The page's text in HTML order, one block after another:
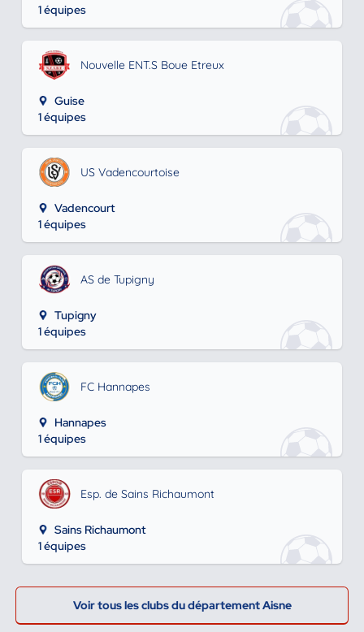
1 équipes
Nouvelle ENT.S Boue Etreux
Guise
1 équipes
US Vadencourtoise
Vadencourt
1 équipes
AS de Tupigny
Tupigny
1 équipes
FC Hannapes
Hannapes
1 équipes
Esp. de Sains Richaumont
Sains Richaumont
1 équipes
Voir tous les clubs du département Aisne